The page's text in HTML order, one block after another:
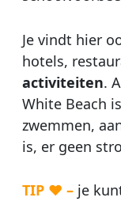
Je vindt hier
hotels,
activiteiten.
White Beach
zwemmen,
is, er geen
TIP ♥ –je